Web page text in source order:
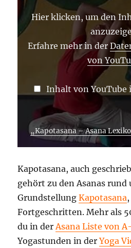
VON
YOUTUBE
ANZEIGEN
Hier klicken, um den
Erfahre mehr in der
von
Inhalt von YouTube
„Kapotasana – Asana
Kapotasana, auch
gehört zu den Asanas rund
GrundstellungKapotasana
Fortgeschritten. Mehr als
du in der Asana Liste von
Yogastunden in derYoga